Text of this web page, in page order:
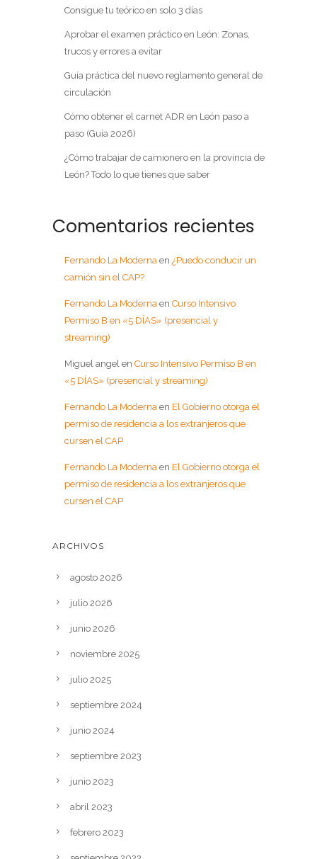
Consigue tu teórico en solo 3 días
Aprobar el examen práctico en León: Zonas,
trucos y errores a evitar
Guía práctica del nuevo reglamento general de
circulación
Cómo obtener el carnet ADR en León paso a
paso (Guía 2026)
¿Cómo trabajar de camionero en la provincia de
León? Todo lo que tienes que saber
Comentarios recientes
Fernando La Modernaen ¿Puedo conducir un
camión sin el CAP?
Fernando La Modernaen Curso Intensivo
Permiso B en «5 DÍAS» (presencial y
streaming)
Miguel angelen Curso Intensivo Permiso B en
«5 DÍAS» (presencial y streaming)
Fernando La Modernaen El Gobierno otorga el
permiso de residencia a los extranjeros que
cursen el CAP
Fernando La Modernaen El Gobierno otorga el
permiso de residencia a los extranjeros que
cursen el CAP
ARCHIVOS
agosto 2026
julio 2026
junio 2026
noviembre 2025
julio 2025
septiembre 2024
junio 2024
septiembre 2023
junio 2023
abril 2023
febrero 2023